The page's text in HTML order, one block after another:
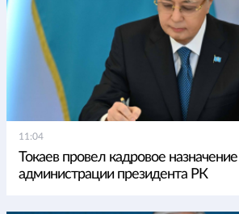
11:04
Токаев провел кадровое
администрации президента РК